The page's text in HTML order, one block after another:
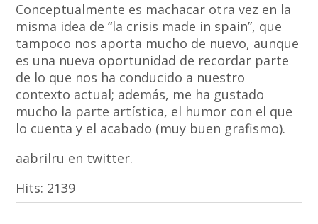
Conceptualmente es machacar otra vez en la
misma idea de “la crisis made in spain”, que
tampoco nos aporta mucho de nuevo, aunque
es una nueva oportunidad de recordar parte
de lo que nos ha conducido a nuestro
contexto actual; además, me ha gustado
mucho la parte artística, el humor con el que
lo cuenta y el acabado (muy buen grafismo).
aabrilru en twitter.
Hits: 2139